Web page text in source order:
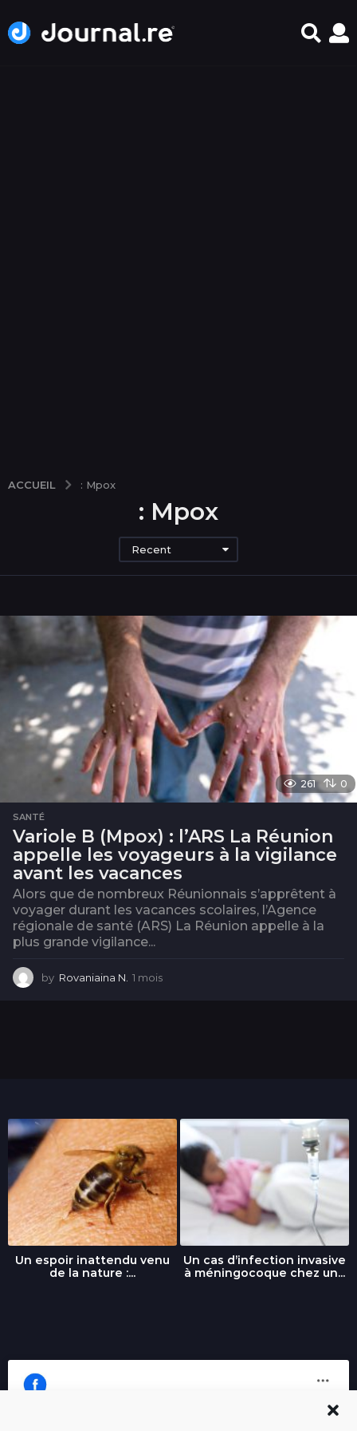
ACCUEIL : Mpox
: Mpox
Recent
261 0
SANTÉ
Variole B (Mpox) : l’ARS La Réunion
appelle les voyageurs à la vigilance
avant les vacances
Alors que de nombreux Réunionnais s’apprêtent à
voyager durant les vacances scolaires, l’Agence
régionale de santé (ARS) La Réunion appelle à la
plus grande vigilance...
by Rovaniaina N. 1 mois
Un espoir inattendu venu
de la nature :...
Un cas d’infection invasive
à méningocoque chez un...